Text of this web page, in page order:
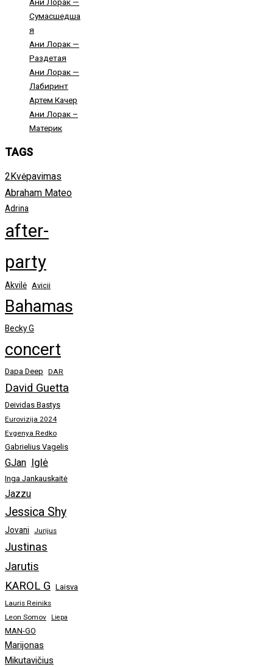
Сумасшедша
я
Ани Лорак —
Раздетая
Ани Лорак —
Лабиринт
Артем Качер
Ани Лорак –
Материк
TAGS
2Kvėpavimas
Abraham Mateo
Adrina
after-
party
Akvilė Avicii
Bahamas
Becky G
concert
Dapa Deep DAR
David Guetta
Deividas Bastys
Eurovizija 2024
Evgenya Redko
Gabrielius Vagelis
GJan Iglė
Inga Jankauskaitė
Jazzu
Jessica Shy
Jovani Jurijus
Justinas
Jarutis
KAROL G Laisva
Lauris Reiniks
Leon Somov
Liepa
MAN-GO
Marijonas
Mikutavičius